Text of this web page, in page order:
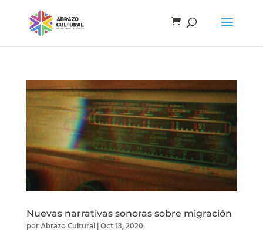
Nuevas narrativas sonoras sobre migración
porAbrazo Cultural|Oct 13, 2020